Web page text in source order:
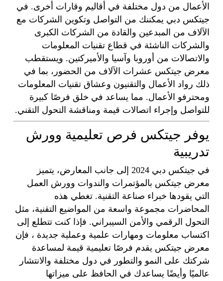
الأعمال من دول مختلفة في أقاليم وقارات أخرى. في
جيتكس دبي يمكننك من التواصل وتكوين الشركات مع
الآلاف من المبدعين والقادة من الشركات الكبرى
والشركات الناشئة في قطاع تقنيات المعلومات
والاتصالات من أوروبا وآسيا والأميركتين. ويستقطب
معرض جيتكس عشرات الآلاف من الحضور، بما في
ذلك رواد الأعمال والتقنيون وعشاق تقنيات المعلومات
ومحترفو الأعمال. مما يساعد في خلق فرصًا كبيرة
للتواصل وإجراء اتصالات قيمة ومناقشة التحول التقني.
يوفر جيتكس فرص تعليمية وورش
تدريبية
في جيتكس دبي 2024 إلى جانب المعارض، يتميز
معرض جيتكس بالمؤتمرات والندوات وورش العمل
التي يقودها خبراء صناعة التقنية. تغطي هذه
المحاضرات مجموعة واسعة من المواضيع التقنية، مثل
التحول الرقمي والأمن السيبراني. فإذا كنت تتطلع إلى
اكتساب معلومات ومهارات علمية وعملية جديدة ، فإن
معرض جيتكس يقدم فرصًا تعليمية قيمة لمساعدة
شركتك على النمو والتطور في دول مختلفة والانتشار
عالميًا وأيضًا يساعدك في الحافظ على ميزاتها